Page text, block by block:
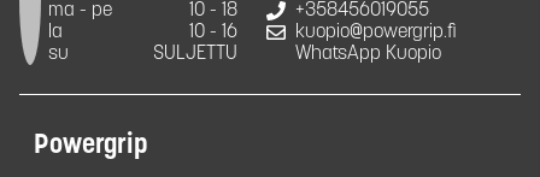
ma - pe
10 - 18
la
10 - 16
su
SULJETTU
+358456019055
kuopio@powergrip.fi
WhatsApp Kuopio
Powergrip